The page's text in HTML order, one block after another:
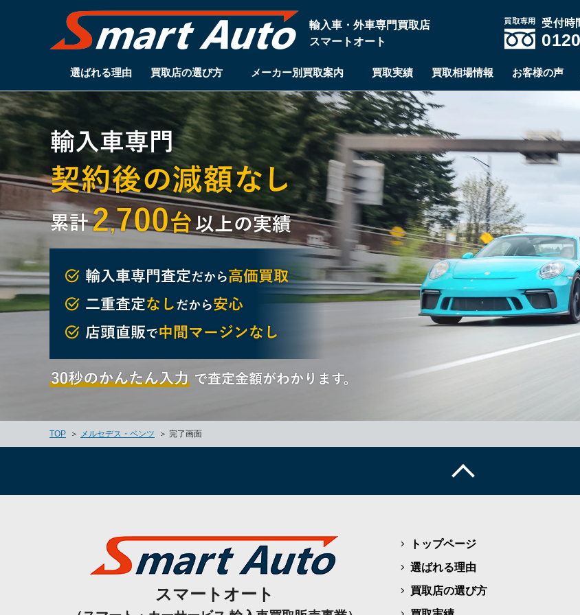
輸入車・外車専門買取店
スマートオート
受付時
選ばれる理由 買取店の選び方 メーカー別買取案内 買取実績 買取相場情報 お客様の声
完了画面
輸入車専門査定だから高価買取、二重査定な
TOP メルセデス・ベンツ 完了画面
スマートオート
トップページ
選ばれる理由
買取店の選び方